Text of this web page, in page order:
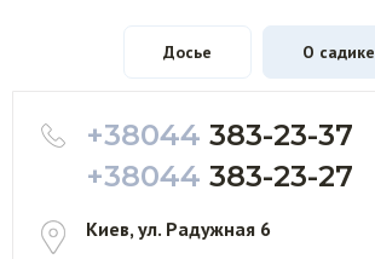
Досье О садике
+38044 383-23-37
+38044 383-23-27
Киев, ул. Радужная 6